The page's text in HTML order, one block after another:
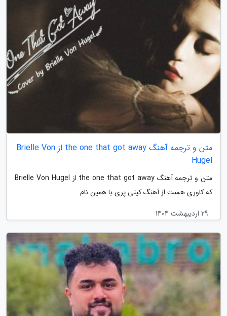
متن و ترجمه آهنگ the one that got away از Brielle Von
Hugel
متن و ترجمه آهنگ the one that got away از Brielle Von Hugel
که کاوری هست از آهنگ کیتی پری با همین نام.
29 اردیبهشت 1404